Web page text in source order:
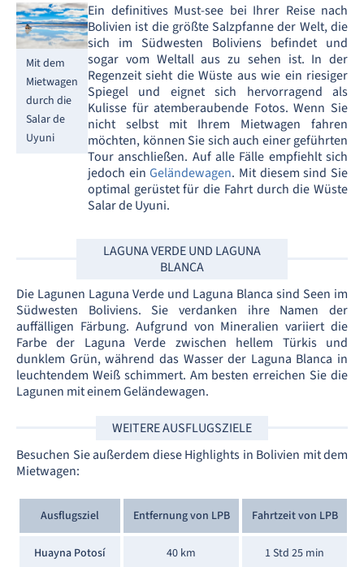
Mit dem
Mietwagen
durch die
Salar de
Uyuni
Ein definitives Must-see bei Ihrer Reise nach
Bolivien ist die größte Salzpfanne der Welt, die
sich im Südwesten Boliviens befindet und
sogar vom Weltall aus zu sehen ist. In der
Regenzeit sieht die Wüste aus wie ein riesiger
Spiegel und eignet sich hervorragend als
Kulisse für atemberaubende Fotos. Wenn Sie
nicht selbst mit Ihrem Mietwagen fahren
möchten, können Sie sich auch einer geführten
Tour anschließen. Auf alle Fälle empfiehlt sich
jedoch einGeländewagen. Mit diesem sind Sie
optimal gerüstet für die Fahrt durch die Wüste
Salar de Uyuni.
LAGUNA VERDE UND LAGUNA
BLANCA
Die Lagunen Laguna Verde und Laguna Blanca sind Seen im
Südwesten Boliviens. Sie verdanken ihre Namen der
auffälligen Färbung. Aufgrund von Mineralien variiert die
Farbe der Laguna Verde zwischen hellem Türkis und
dunklem Grün, während das Wasser der Laguna Blanca in
leuchtendem Weiß schimmert. Am besten erreichen Sie die
Lagunen mit einem Geländewagen.
WEITERE AUSFLUGSZIELE
Besuchen Sie außerdem diese Highlights in Bolivien mit dem
Mietwagen:
Ausflugsziel Entfernung von LPB Fahrtzeit von LPB
Huayna Potosí 40 km 1 Std 25 min